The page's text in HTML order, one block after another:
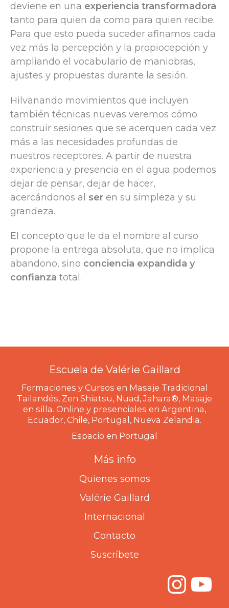
deviene en una experiencia transformadora
tanto para quien da como para quien recibe.
Para que esto pueda suceder afinamos cada
vez más la percepción y la propiocepción y
ampliando el vocabulario de maniobras,
ajustes y propuestas durante la sesión.
Hilvanando movimientos que incluyen
también técnicas nuevas veremos cómo
construir sesiones que se acerquen cada vez
más a las necesidades profundas de
nuestros receptores. A partir de nuestra
experiencia y presencia en el agua podemos
dejar de pensar, dejar de hacer,
acercándonos al ser en su simpleza y su
grandeza.
El concepto que le da el nombre al curso
propone la entrega absoluta, que no implica
abandono, sino conciencia expandida y
confianza total.
Escuela de Valérie Gaillard
Formaciones y Cursos en Masaje Tradicional
Tailandés, Zen Shiatsu, Nuad, Jahara®, Masaje
en silla. Online y presenciales en Argentina,
Ecuador, Chile, Portugal, Nueva Zelandia.
Espacio en Portugal
Más info
Quienes somos
Valérie Gaillard
Internacional
Contacto
Suscríbete